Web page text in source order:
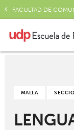
FACULTAD DE
MALLA